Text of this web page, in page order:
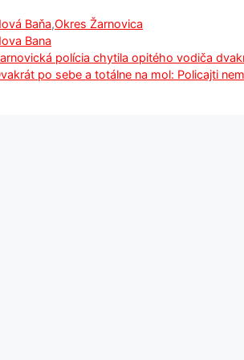
Baňa,Okres Žarnovica
Bana
polícia chytila opitého vodiča
po sebe a totálne na mol: Policajti